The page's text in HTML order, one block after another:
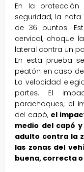
En la
seguridad, la
de 36 puntos.
cervical, choque
lateral contra un
En esta prueba
peatón en caso
La velocidad
partes. El
parachoques; el
del capó, el
medio del capó
adulto contra la
las zonas del
buena, correcta